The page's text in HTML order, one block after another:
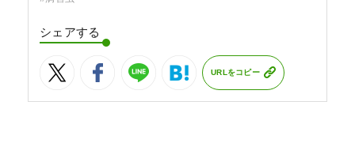
シェアする
URLをコピー